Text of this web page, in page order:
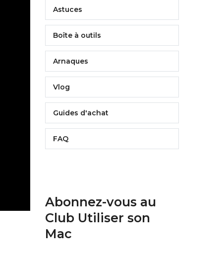
Astuces
Boîte à outils
Arnaques
Vlog
Guides d'achat
FAQ
Abonnez-vous au
Club Utiliser son
Mac